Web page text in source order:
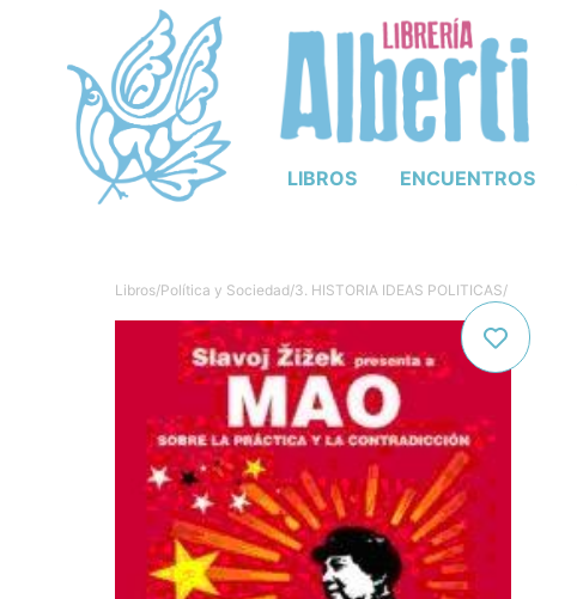
LIBROS ENCUENTROS
Libros/Política y Sociedad/3. HISTORIA IDEAS POLITICAS/